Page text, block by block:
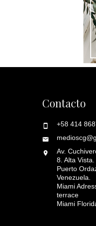
Contacto
+58 414
Av.
8. Alta Vista.
Puerto
Venezuela.
Miami
terrace
Miami